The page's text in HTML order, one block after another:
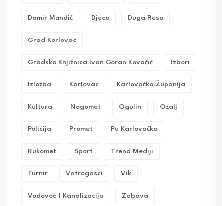
Damir Mandić Djeca Duga Resa
Grad Karlovac
Gradska Knjižnica Ivan Goran Kovačić Izbori
Izložba Karlovac Karlovačka Županija
Kultura Nogomet Ogulin Ozalj
Policija Promet Pu Karlovačka
Rukomet Sport Trend Mediji
Turnir Vatrogasci Vik
Vodovod I Kanalizacija Zabava